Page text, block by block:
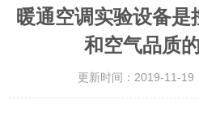
暖通空调实验设备是
和空气品质
更新时间：2019-11-